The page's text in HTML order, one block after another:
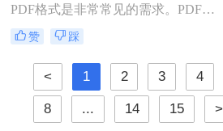
PDF格式是非常常见的需求。PDF文
件具有跨平台兼容性、保持文档格式
一致性和不可编辑性的特点，非常适
合用于分享和存档。那么如何把word
转换pdf呢？本文将介绍三种常用的方
法来实现这一转换。
赞 踩
< 1 2 3 4
8 ... 14 15 >